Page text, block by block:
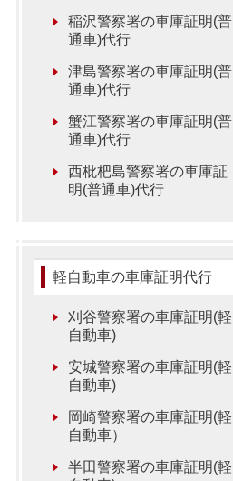
稲沢警察署の車庫証明(普
通車)代行
津島警察署の車庫証明(普
通車)代行
蟹江警察署の車庫証明(普
通車)代行
西枇杷島警察署の車庫証
明(普通車)代行
軽自動車の車庫証明代行
刈谷警察署の車庫証明(軽
自動車)
安城警察署の車庫証明(軽
自動車)
岡崎警察署の車庫証明(軽
自動車）
半田警察署の車庫証明(軽